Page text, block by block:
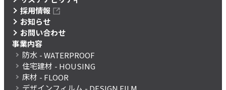
採用情報
お知らせ
お問い合わせ
事業内容
防水 - WATERPROOF
住宅建材 - HOUSING
床材 - FLOOR
デザインフィルム